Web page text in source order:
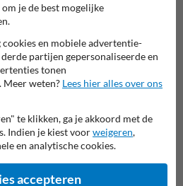
Veiligheidsborden voor
terrein
je de best mogelijke
en mobiele advertentie-
partijen gepersonaliseerde en
tonen
Meer weten? Lees hier alles over ons
te klikken, ga je akkoord met de
Indien je kiest voorweigeren,
en analytische cookies.
accepteren